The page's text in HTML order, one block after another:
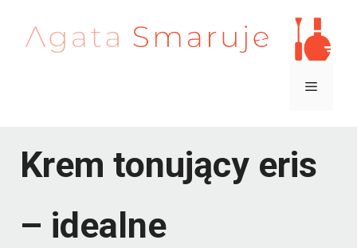
Menu
Krem tonujący eris
– idealne